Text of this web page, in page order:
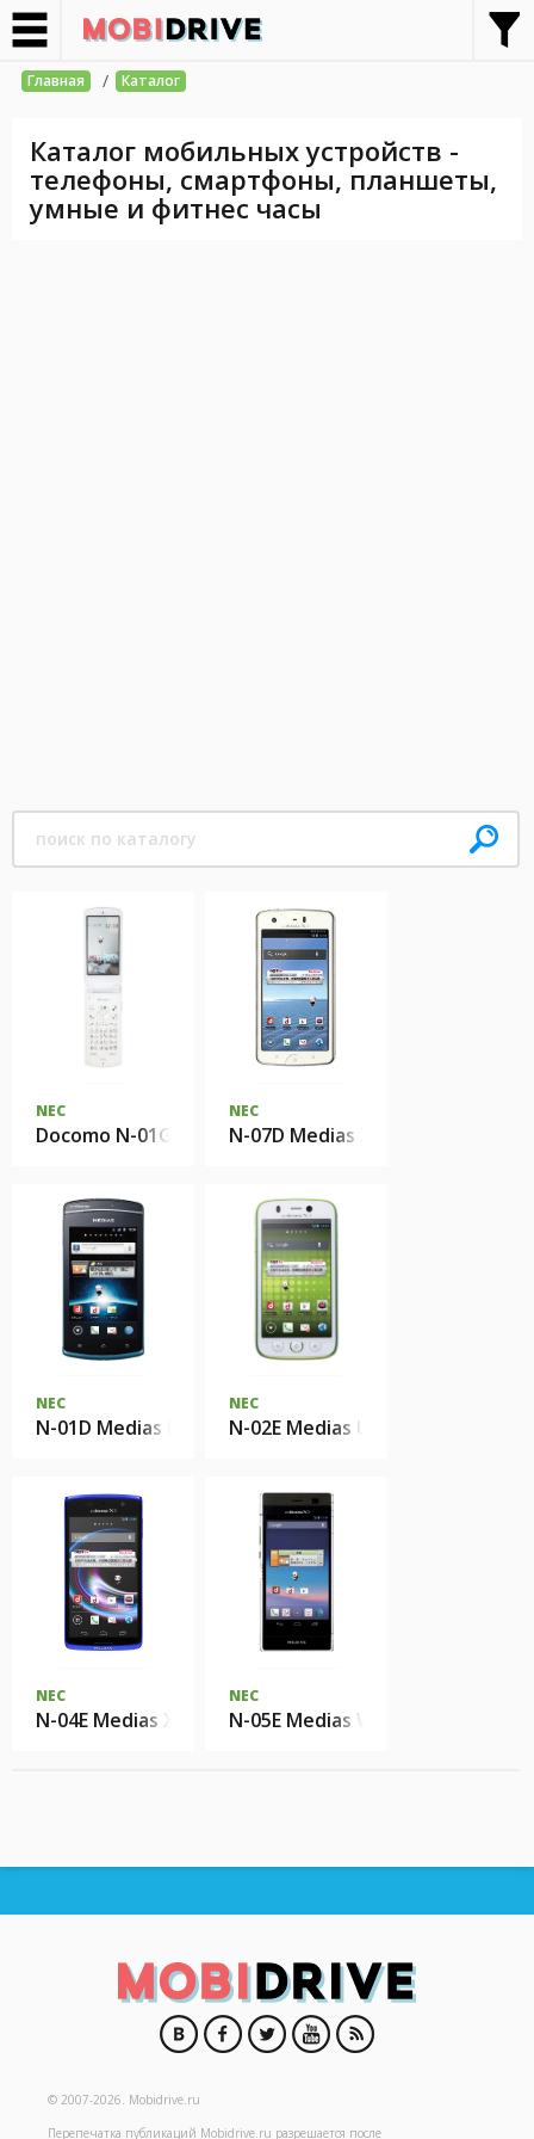
Главная / Каталог
Каталог мобильных устройств -
телефоны, смартфоны, планшеты,
умные и фитнес часы
NEC
Docomo N-01G
NEC
N-07D Medias X
NEC
N-01D Medias PP
NEC
N-02E Medias U
NEC
N-04E Medias X
NEC
N-05E Medias W
© 2007-2026. Mobidrive.ru
Перепечатка публикаций Mobidrive.ru разрешается после